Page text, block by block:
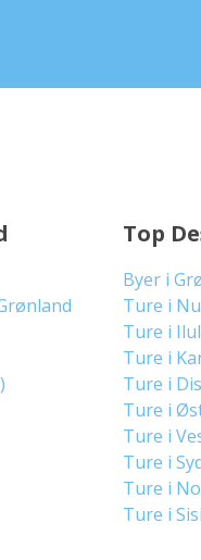
Top
Byer i
Ture i
Ture i
Ture i
Ture i
Ture i
Ture i
Ture i
Ture i
Ture i